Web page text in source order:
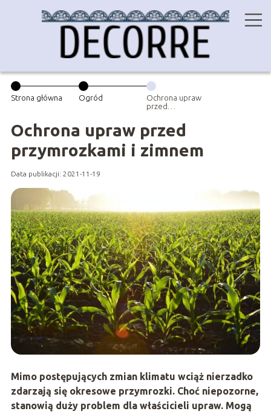
Strona główna Ogród
Ochrona upraw
przed
Ochrona upraw przed
przymrozkami i zimnem
Data publikacji: 2021-11-19
Mimo postępujących zmian klimatu wciąż nierzadko
zdarzają się okresowe przymrozki. Choć niepozorne,
stanowią duży problem dla właścicieli upraw. Mogą